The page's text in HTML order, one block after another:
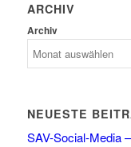
ARCHIV
Archiv
NEUESTE
SAV-Social-Media